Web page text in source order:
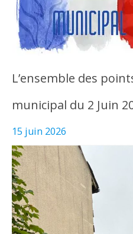
L’ensemble des
municipal du 2 Juin
15 juin 2026